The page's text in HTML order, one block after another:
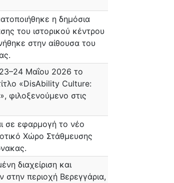
η δημόσια
του ιστορικού κέντρου
στην αίθουσα του
Μαΐου 2026 το
«DisAbility Culture:
φιλοξενούμενο στις
σε εφαρμογή το νέο
Χώρο Στάθμευσης
διαχείριση και
στην περιοχή Βερεγγάρια,